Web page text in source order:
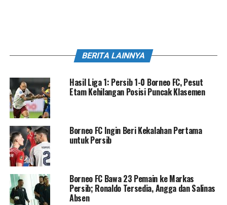
BERITA LAINNYA
Hasil Liga 1: Persib 1-0 Borneo FC, Pesut
Etam Kehilangan Posisi Puncak Klasemen
Borneo FC Ingin Beri Kekalahan Pertama
untuk Persib
Borneo FC Bawa 23 Pemain ke Markas
Persib; Ronaldo Tersedia, Angga dan Salinas
Absen